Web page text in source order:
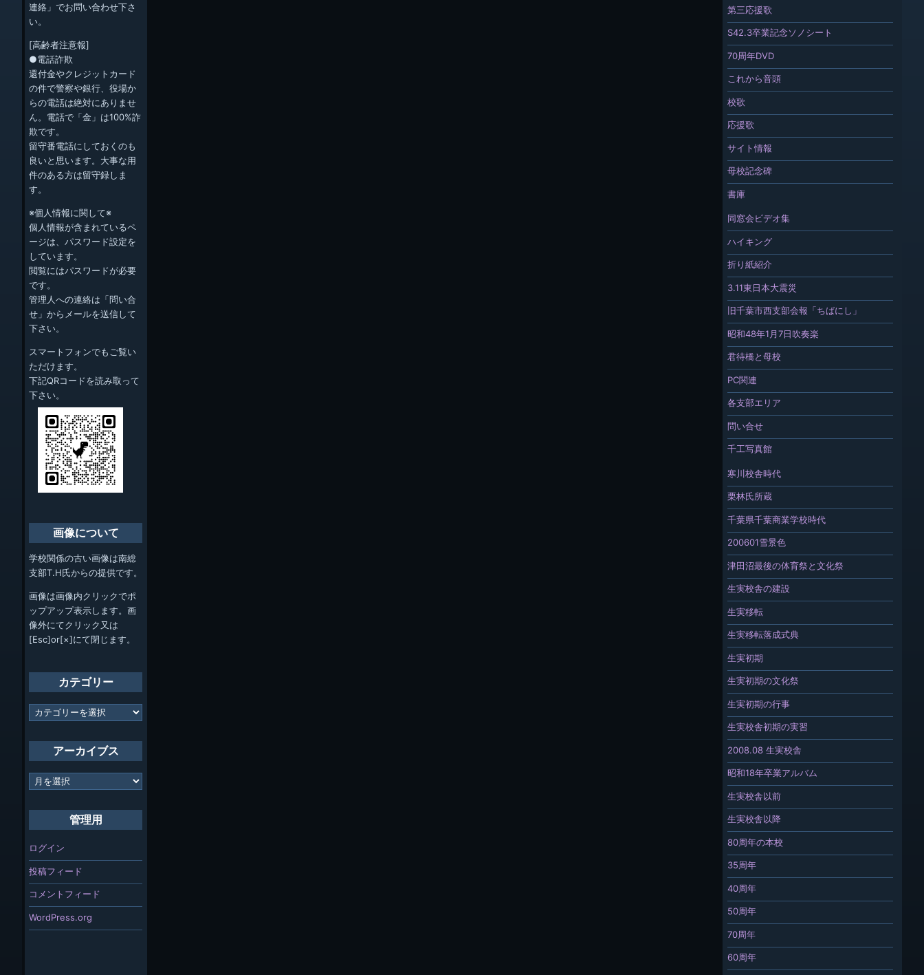
第三応援歌
S42.3卒業記念ソノシート
70周年DVD
これから音頭
校歌
応援歌
サイト情報
母校記念碑
書庫
同窓会ビデオ集
ハイキング
折り紙紹介
3.11東日本大震災
旧千葉市西支部会報「ちばにし」
昭和48年1月7日吹奏楽
君待橋と母校
PC関連
各支部エリア
問い合せ
千工写真館
寒川校舎時代
栗林氏所蔵
千葉県千葉商業学校時代
200601雪景色
津田沼最後の体育祭と文化祭
生実校舎の建設
生実移転
生実移転落成式典
生実初期
生実初期の文化祭
生実初期の行事
生実校舎初期の実習
2008.08 生実校舎
昭和18年卒業アルバム
生実校舎以前
生実校舎以降
80周年の本校
35周年
40周年
50周年
70周年
60周年
連絡」でお問い合わせ下さ
い。
[高齢者注意報]
●電話詐欺
還付金やクレジットカード
の件で警察や銀行、役場か
らの電話は絶対にありませ
ん。電話で「金」は100%詐
欺です。
留守番電話にしておくのも
良いと思います。大事な用
件のある方は留守録しま
す。
※個人情報に関して※
個人情報が含まれているペ
ージは、パスワード設定を
しています。
閲覧にはパスワードが必要
です。
管理人への連絡は「問い合
せ」からメールを送信して
下さい。
スマートフォンでもご覧い
ただけます。
下記QRコードを読み取って
下さい。
画像について
学校関係の古い画像は南総
支部T.H氏からの提供です。
画像は画像内クリックでポ
ップアップ表示します。画
像外にてクリック又は
[Esc]or[×]にて閉じます。
カテゴリー
カ
テ
アーカイブス
ア
ー
管理用
ログイン
投稿フィード
コメントフィード
WordPress.org